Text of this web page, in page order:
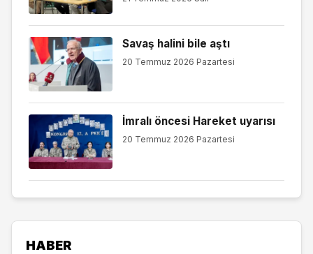
Savaş halini bile aştı
20 Temmuz 2026 Pazartesi
İmralı öncesi Hareket uyarısı
20 Temmuz 2026 Pazartesi
HABER